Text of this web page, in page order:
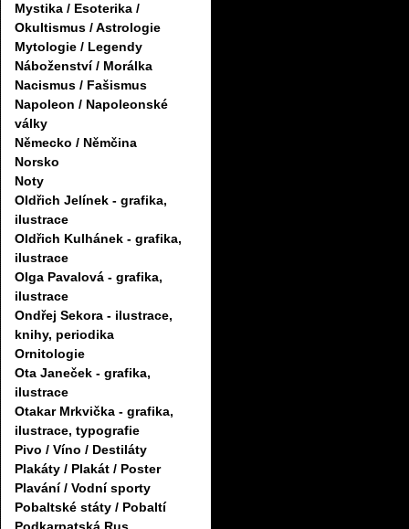
Mystika / Esoterika /
Okultismus / Astrologie
Mytologie / Legendy
Náboženství / Morálka
Nacismus / Fašismus
Napoleon / Napoleonské
války
Německo / Němčina
Norsko
Noty
Oldřich Jelínek - grafika,
ilustrace
Oldřich Kulhánek - grafika,
ilustrace
Olga Pavalová - grafika,
ilustrace
Ondřej Sekora - ilustrace,
knihy, periodika
Ornitologie
Ota Janeček - grafika,
ilustrace
Otakar Mrkvička - grafika,
ilustrace, typografie
Pivo / Víno / Destiláty
Plakáty / Plakát / Poster
Plavání / Vodní sporty
Pobaltské státy / Pobaltí